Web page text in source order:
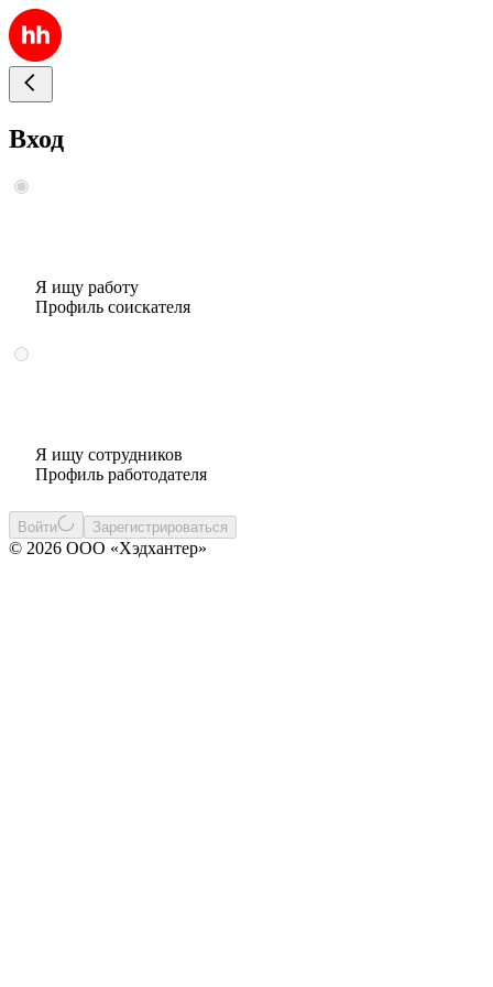
Вход
Я ищу работу
Профиль соискателя
Я ищу сотрудников
Профиль работодателя
Войти Зарегистрироваться
© 2026 ООО «Хэдхантер»